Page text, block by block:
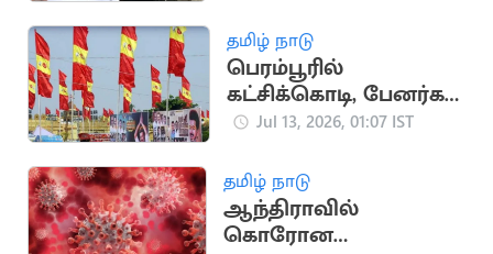
தமிழ் நாடு
பெரம்பூரில்
கட்சிக்கொடி, பேனர்கள்
வைக்கக் கூடாது
Jul 13, 2026, 01:07 IST
தமிழ் நாடு
ஆந்திராவில்
கொரோன